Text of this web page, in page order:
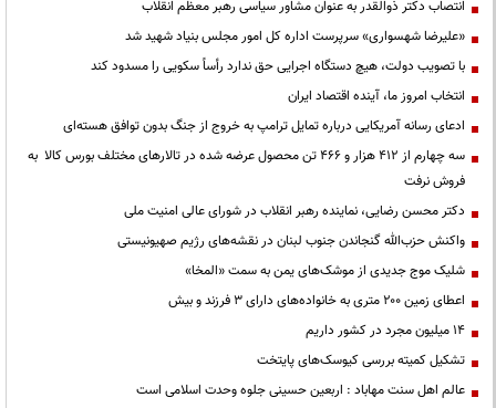
انتصاب دکتر ذوالقدر به عنوان مشاور سیاسی رهبر معظم انقلاب
«علیرضا شهسواری» سرپرست اداره کل امور مجلس بنیاد شهید شد
با تصویب دولت، هیچ دستگاه اجرایی حق ندارد رأساً سکویی را مسدود کند
انتخاب امروز ما، آینده اقتصاد ایران
ادعای رسانه آمریکایی درباره تمایل ترامپ به خروج از جنگ بدون توافق هسته‌ای
سه چهارم از ۴۱۲ هزار و ۴۶۶ تن محصول عرضه شده در تالارهای مختلف بورس کالا به
فروش نرفت
دکتر محسن رضایی، نماینده رهبر انقلاب در شورای عالی امنیت ملی
واکنش حزب‌الله گنجاندن جنوب لبنان در نقشه‌های رژیم صهیونیستی
شلیک موج جدیدی از موشک‌های یمن به سمت «المخا»
اعطای زمین ۲۰۰ متری به خانواده‌های دارای ۳ فرزند و بیش
۱۴ میلیون مجرد در کشور داریم
تشکیل کمیته بررسی کیوسک‌های پایتخت
عالم اهل سنت مهاباد : اربعین حسینی جلوه وحدت اسلامی است